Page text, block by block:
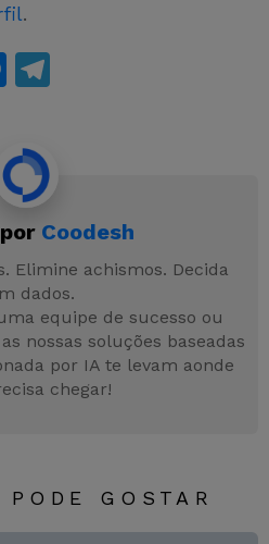
.
M
s
s
e
n
g
er
m
Coodesh
Elimine achismos. Decida
dados.
equipe de sucesso ou
nossas soluções baseadas
por IA te levam aonde
chegar!
GOSTAR